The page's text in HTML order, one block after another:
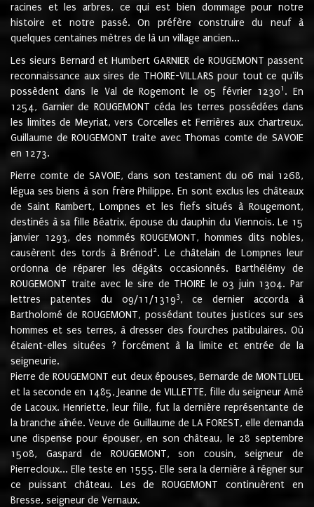
racines et les arbres, ce qui est bien dommage pour notre
histoire et notre passé. On préfère construire du neuf à
quelques centaines mètres de là un village ancien...
Les sieurs Bernard et Humbert GARNIER de ROUGEMONT passent
reconnaissance aux sires de THOIRE-VILLARS pour tout ce qu'ils
possèdent dans le Val de Rogemont le 05 février 12301 . En
1254, Garnier de ROUGEMONT céda les terres possédées dans
les limites de Meyriat, vers Corcelles et Ferrières aux chartreux.
Guillaume de ROUGEMONT traite avec Thomas comte de SAVOIE
en 1273.
Pierre comte de SAVOIE, dans son testament du 06 mai 1268,
légua ses biens à son frère Philippe. En sont exclus les châteaux
de Saint Rambert, Lompnes et les fiefs situés à Rougemont,
destinés à sa fille Béatrix, épouse du dauphin du Viennois. Le 15
janvier 1293, des nommés ROUGEMONT, hommes dits nobles,
causèrent des tords à Brénod 2. Le châtelain de Lompnes leur
ordonna de réparer les dégâts occasionnés. Barthélémy de
ROUGEMONT traite avec le sire de THOIRE le 03 juin 1304. Par
lettres patentes du 09/11/13193, ce dernier accorda à
Bartholomé de ROUGEMONT, possédant toutes justices sur ses
hommes et ses terres, à dresser des fourches patibulaires. Où
étaient-elles situées ? forcément à la limite et entrée de la
seigneurie.
Pierre de ROUGEMONT eut deux épouses, Bernarde de MONTLUEL
et la seconde en 1485, Jeanne de VILLETTE, fille du seigneur Amé
de Lacoux. Henriette, leur fille, fut la dernière représentante de
la branche aînée. Veuve de Guillaume de LA FOREST, elle demanda
une dispense pour épouser, en son château, le 28 septembre
1508, Gaspard de ROUGEMONT, son cousin, seigneur de
Pierrecloux... Elle teste en 1555. Elle sera la dernière à régner sur
ce puissant château. Les de ROUGEMONT continuèrent en
Bresse, seigneur de Vernaux.